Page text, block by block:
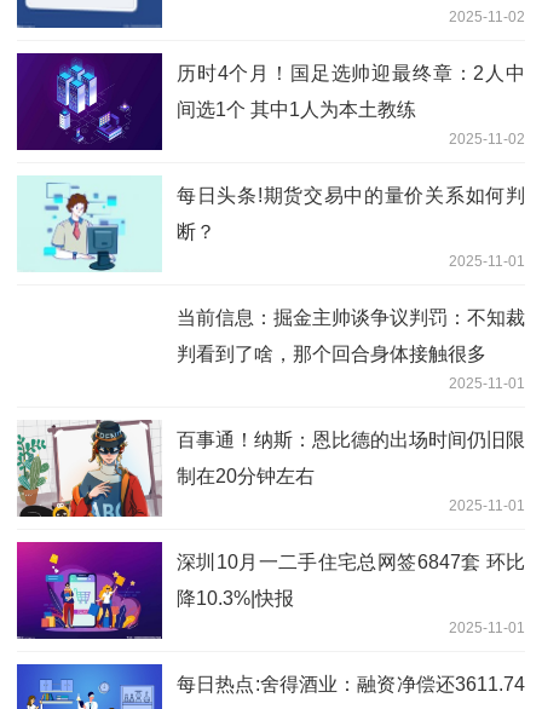
2025-11-02
历时4个月！国足选帅迎最终章：2人中
间选1个 其中1人为本土教练
2025-11-02
每日头条!期货交易中的量价关系如何判
断？
2025-11-01
当前信息：掘金主帅谈争议判罚：不知裁
判看到了啥，那个回合身体接触很多
2025-11-01
百事通！纳斯：恩比德的出场时间仍旧限
制在20分钟左右
2025-11-01
深圳10月一二手住宅总网签6847套 环比
降10.3%|快报
2025-11-01
每日热点:舍得酒业：融资净偿还3611.74